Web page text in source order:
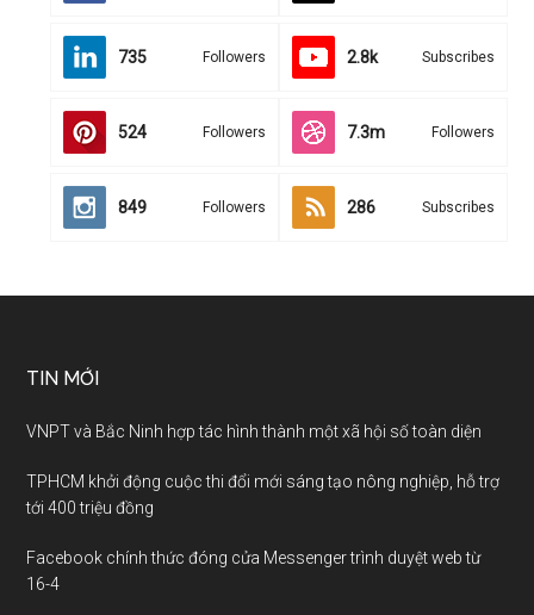
735 Followers 2.8k Subscribes
524 Followers 7.3m Followers
849 Followers 286 Subscribes
TIN MỚI
VNPT và Bắc Ninh hợp tác hình thành một xã hội số toàn diện
TPHCM khởi động cuộc thi đổi mới sáng tạo nông nghiệp, hỗ trợ
tới 400 triệu đồng
Facebook chính thức đóng cửa Messenger trình duyệt web từ
16-4